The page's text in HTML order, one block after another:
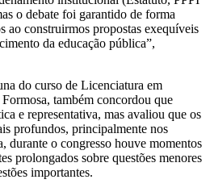
o debate foi garantido de forma
ao construirmos propostas exequíveis
da educação pública”,
do curso de Licenciatura em
também concordou que
e representativa, mas avaliou que os
profundos, principalmente nos
durante o congresso houve momentos
prolongados sobre questões menores
importantes.